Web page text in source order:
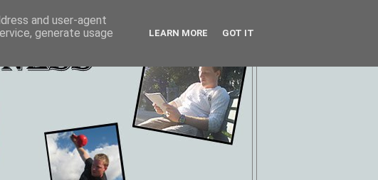
and user-agent
generate usage
LEARN MORE GOT IT